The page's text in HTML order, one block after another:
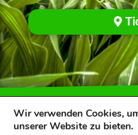
Copyright © 2022
Wir verwenden Cookies,
unserer Website zu bieten.